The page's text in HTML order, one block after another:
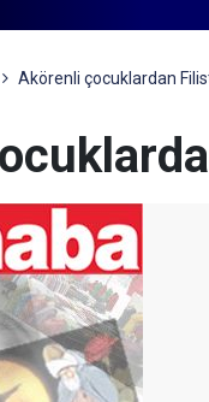
Akörenli çocuklardan